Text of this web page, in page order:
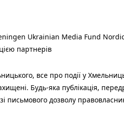
Ukrainian Media Fund
партнерів
все про події у
Будь-яка публiкацiя,
письмового дозволу